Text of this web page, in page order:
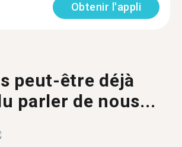
Obtenir l'appli
peut-être déjà
parler de nous...